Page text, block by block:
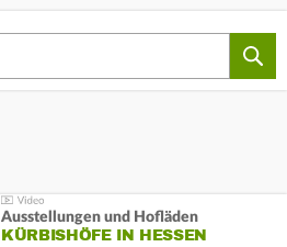
Ausstellungen und Hofläden
KÜRBISHÖFE IN HESSEN